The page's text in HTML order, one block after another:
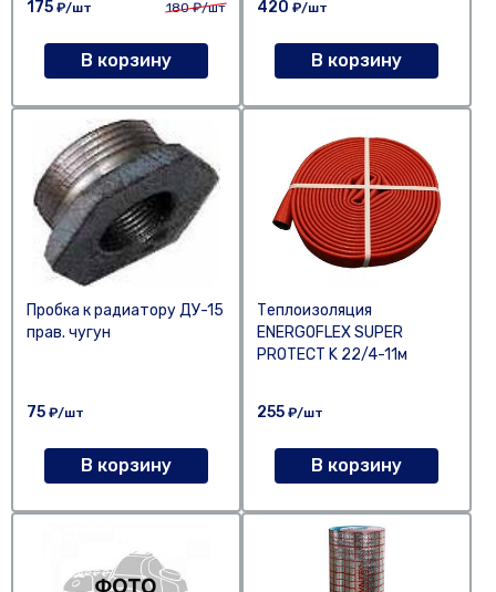
175 ₽/шт 180₽/шт
В корзину
420 ₽/шт
В корзину
Пробка к радиатору ДУ-15
прав. чугун
75 ₽/шт
В корзину
Теплоизоляция
ENERGOFLEX SUPER
PROTECT K 22/4-11м
255 ₽/шт
В корзину